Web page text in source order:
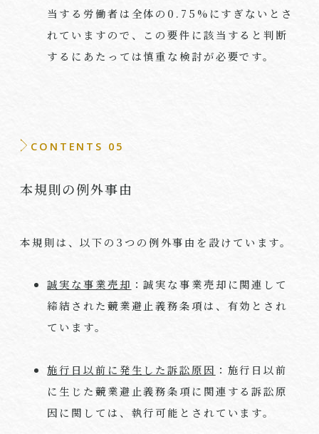
当する労働者は全体の0.75%にすぎないとさ
れていますので、この要件に該当すると判断
するにあたっては慎重な検討が必要です。
CONTENTS 05
本規則の例外事由
本規則は、以下の 3 つの例外事由を設けています。
誠実な事業売却 ：誠実な事業売却に関連して
締結された競業避止義務条項は、有効とされ
ています。
施行日以前に発生した訴訟原因 ：施行日以前
に生じた競業避止義務条項に関連する訴訟原
因に関しては、執行可能とされています。